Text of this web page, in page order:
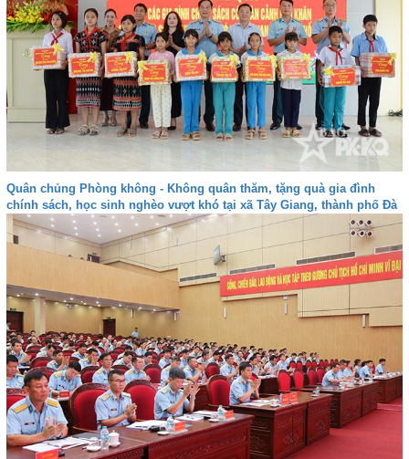
Quân chủng Phòng không - Không quân thăm, tặng quà gia đình
chính sách, học sinh nghèo vượt khó tại xã Tây Giang, thành phố Đà
nẵng